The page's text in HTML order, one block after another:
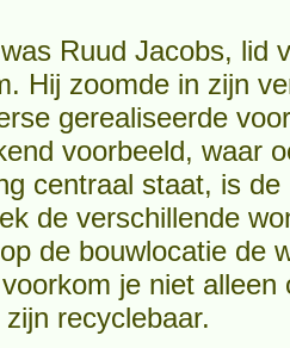
Ruud Jacobs, lid
Hij zoomde in zijn
gerealiseerde
voorbeeld, waar
centraal staat, is
de verschillende
de bouwlocatie de
je niet
recyclebaar.